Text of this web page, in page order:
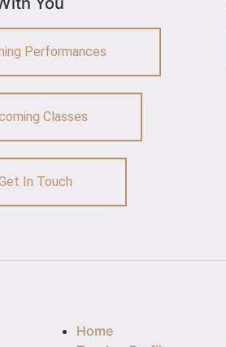
Performances
Classes
In Touch
Home